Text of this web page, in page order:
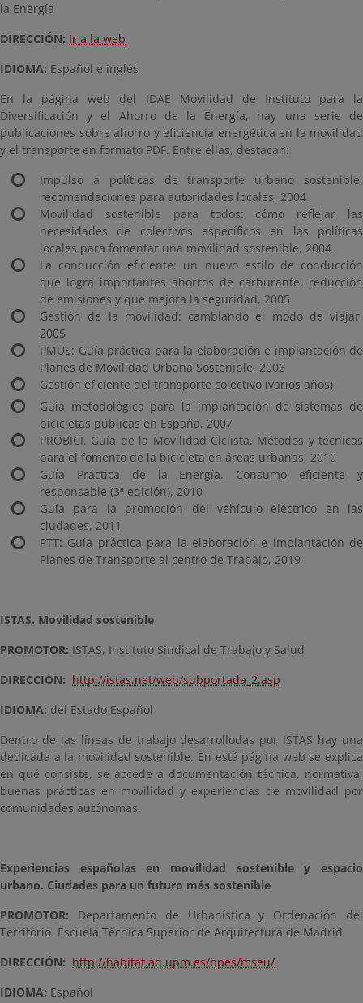
la Energía
DIRECCIÓN: Ir a la web
IDIOMA: Español e inglés
En la página web del IDAE Movilidad de Instituto para la
Diversificación y el Ahorro de la Energía, hay una serie de
publicaciones sobre ahorro y eficiencia energética en la movilidad
y el transporte en formato PDF. Entre ellas, destacan:
Impulso a políticas de transporte urbano sostenible:
recomendaciones para autoridades locales, 2004
Movilidad sostenible para todos: cómo reflejar las
necesidades de colectivos específicos en las políticas
locales para fomentar una movilidad sostenible, 2004
La conducción eficiente: un nuevo estilo de conducción
que logra importantes ahorros de carburante, reducción
de emisiones y que mejora la seguridad, 2005
Gestión de la movilidad: cambiando el modo de viajar,
2005
PMUS: Guía práctica para la elaboración e implantación de
Planes de Movilidad Urbana Sostenible, 2006
Gestión eficiente del transporte colectivo (varios años)
Guía metodológica para la implantación de sistemas de
bicicletas públicas en España, 2007
PROBICI. Guía de la Movilidad Ciclista. Métodos y técnicas
para el fomento de la bicicleta en áreas urbanas, 2010
Guía Práctica de la Energía. Consumo eficiente y
responsable (3ª edición), 2010
Guía para la promoción del vehículo eléctrico en las
ciudades, 2011
PTT: Guía práctica para la elaboración e implantación de
Planes de Transporte al centro de Trabajo, 2019
ISTAS. Movilidad sostenible
PROMOTOR: ISTAS, Instituto Sindical de Trabajo y Salud
DIRECCIÓN: http://istas.net/web/subportada_2.asp
IDIOMA: del Estado Español
Dentro de las líneas de trabajo desarrollodas por ISTAS hay una
dedicada a la movilidad sostenible. En está página web se explica
en qué consiste, se accede a documentación técnica, normativa,
buenas prácticas en movilidad y experiencias de movilidad por
comunidades autónomas.
Experiencias españolas en movilidad sostenible y espacio
urbano. Ciudades para un futuro más sostenible
PROMOTOR: Departamento de Urbanística y Ordenación del
Territorio. Escuela Técnica Superior de Arquitectura de Madrid
DIRECCIÓN: http://habitat.aq.upm.es/bpes/mseu/
IDIOMA: Español